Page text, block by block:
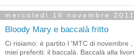
mercoledì 16 novembre 2011
Bloody Mary e baccalà fritto
Ci risiamo: è partito l 'MTC di novembre
miei preferiti: il baccalà. Baccalà alla